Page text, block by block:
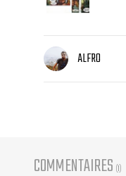
ALFRO
COMMENTAIRES (1)